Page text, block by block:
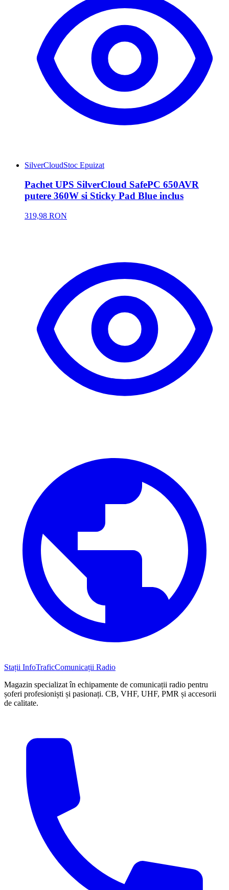
SilverCloudStoc Epuizat
Pachet UPS SilverCloud SafePC 650AVR
putere 360W si Sticky Pad Blue inclus
319,98 RON
Stații InfoTraficComunicații Radio
Magazin specializat în echipamente de comunicații radio pentru
șoferi profesioniști și pasionați. CB, VHF, UHF, PMR și accesorii
de calitate.